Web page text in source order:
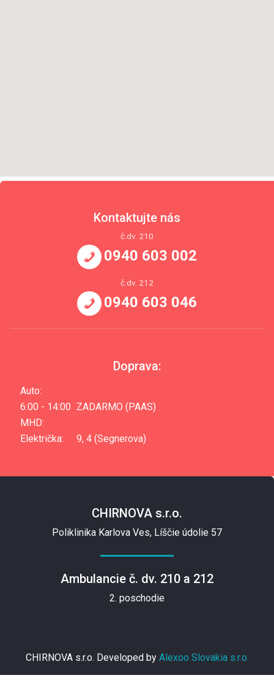
Kontaktujte nás
č.dv. 210
0940 603 002
č.dv. 212
0940 603 046
Doprava:
Auto:
6:00 - 14:00 ZADARMO (PAAS)
MHD:
Električka:
9, 4 (Segnerova)
CHIRNOVA s.r.o.
Poliklinika Karlova Ves, Líščie údolie 57
Ambulancie č. dv. 210 a 212
2. poschodie
CHIRNOVA s.r.o. Developed by Alexoo Slovakia s.r.o.